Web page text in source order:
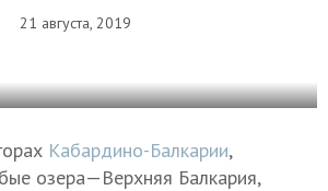
21 августа, 2019
Кабардино-Балкарии,
озера—Верхняя Балкария,